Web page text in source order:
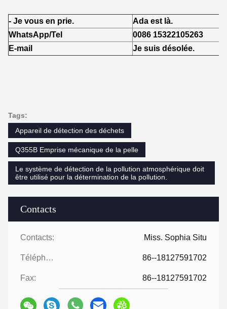
Contacts
Contacts: Miss. Sophia Situ
Téléphone: 86--18127591702
Fax: 86--18127591702
- Je vous en prie.
Ada est là.
WhatsApp/Tel
0086 15322105263
E-mail
Je suis désolée.
Tags:
Appareil de détection des déchets
Q355B Emprise mécanique de la pelle
Le système de détection de la pollution atmosphérique doit
être utilisé pour la détermination de la pollution.